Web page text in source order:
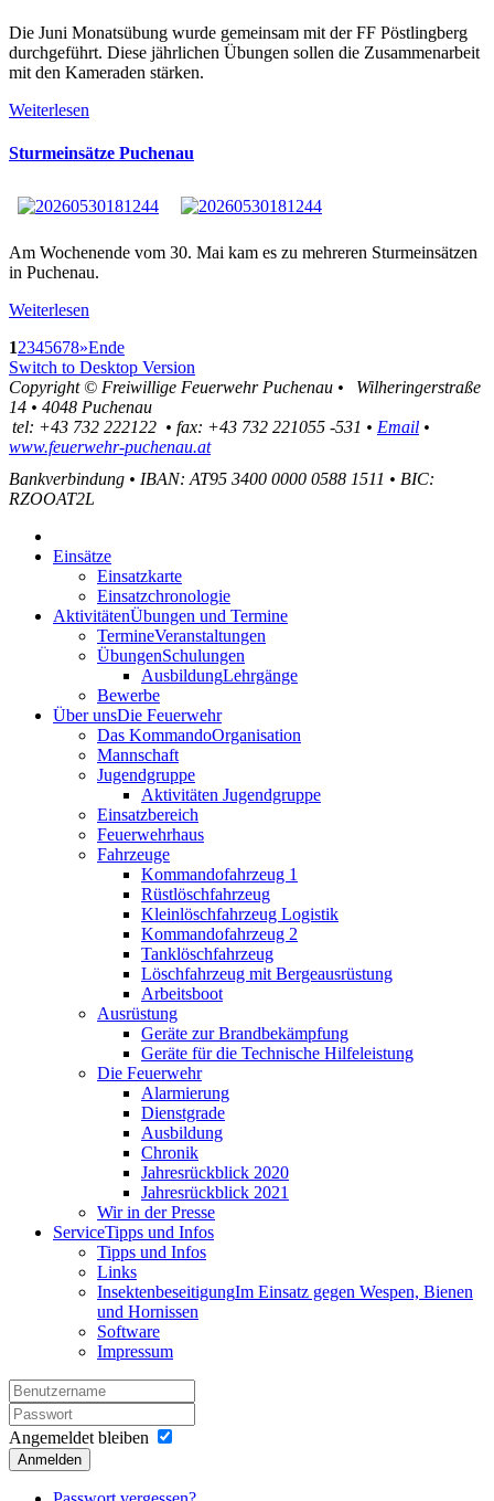
Die Juni Monatsübung wurde gemeinsam mit der FF Pöstlingberg
durchgeführt. Diese jährlichen Übungen sollen die Zusammenarbeit
mit den Kameraden stärken.
Weiterlesen
Sturmeinsätze Puchenau
Am Wochenende vom 30. Mai kam es zu mehreren Sturmeinsätzen
in Puchenau.
Weiterlesen
12345678»Ende
Switch to Desktop Version
Copyright © Freiwillige Feuerwehr Puchenau •
Wilheringerstraße
14 • 4048 Puchenau
tel: +43 732 222122 • fax: +43 732 221055 -531 • Email •
www.feuerwehr-puchenau.at
Bankverbindung • IBAN: AT95 3400 0000 0588 1511 • BIC:
RZOOAT2L
Einsätze
Einsatzkarte
Einsatzchronologie
AktivitätenÜbungen und Termine
TermineVeranstaltungen
ÜbungenSchulungen
AusbildungLehrgänge
Bewerbe
Über unsDie Feuerwehr
Das KommandoOrganisation
Mannschaft
Jugendgruppe
Aktivitäten Jugendgruppe
Einsatzbereich
Feuerwehrhaus
Fahrzeuge
Kommandofahrzeug 1
Rüstlöschfahrzeug
Kleinlöschfahrzeug Logistik
Kommandofahrzeug 2
Tanklöschfahrzeug
Löschfahrzeug mit Bergeausrüstung
Arbeitsboot
Ausrüstung
Geräte zur Brandbekämpfung
Geräte für die Technische Hilfeleistung
Die Feuerwehr
Alarmierung
Dienstgrade
Ausbildung
Chronik
Jahresrückblick 2020
Jahresrückblick 2021
Wir in der Presse
ServiceTipps und Infos
Tipps und Infos
Links
InsektenbeseitigungIm Einsatz gegen Wespen, Bienen
und Hornissen
Software
Impressum
Angemeldet bleiben
Anmelden